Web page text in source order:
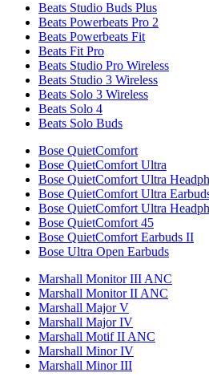
Beats Studio Buds Plus
Beats Powerbeats Pro 2
Beats Powerbeats Fit
Beats Fit Pro
Beats Studio Pro Wireless
Beats Studio 3 Wireless
Beats Solo 3 Wireless
Beats Solo 4
Beats Solo Buds
Bose QuietComfort
Bose QuietComfort Ultra
Bose QuietComfort Ultra
Bose QuietComfort Ultra
Bose QuietComfort Ultra
Bose QuietComfort 45
Bose QuietComfort Earbuds II
Bose Ultra Open Earbuds
Marshall Monitor III ANC
Marshall Monitor II ANC
Marshall Major V
Marshall Major IV
Marshall Motif II ANC
Marshall Minor IV
Marshall Minor III